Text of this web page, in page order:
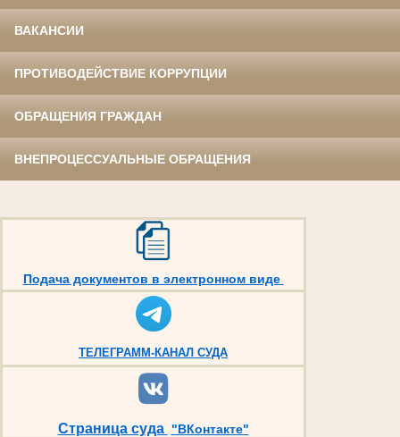
ВАКАНСИИ
ПРОТИВОДЕЙСТВИЕ КОРРУПЦИИ
ОБРАЩЕНИЯ ГРАЖДАН
ВНЕПРОЦЕССУАЛЬНЫЕ ОБРАЩЕНИЯ
Подача документов в электронном виде
ТЕЛЕГРАММ-КАНАЛ СУДА
Страница суда "ВКонтакте"